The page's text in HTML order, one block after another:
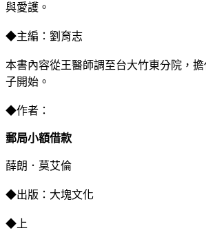
與愛護。
◆主編：劉育志
本書內容從王醫師調至台大竹東分院，
子開始。
◆作者：
郵局小額借款
薛朗．莫艾倫
◆出版：大塊文化
◆上